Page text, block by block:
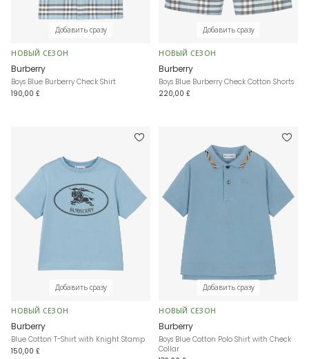
Добавить сразу
НОВЫЙ СЕЗОН
Burberry
Boys Blue Burberry Check Shirt
190,00 £
Добавить сразу
НОВЫЙ СЕЗОН
Burberry
Boys Blue Burberry Check Cotton Shorts
220,00 £
Добавить сразу
НОВЫЙ СЕЗОН
Burberry
Blue Cotton T-Shirt with Knight Stamp
150,00 £
Добавить сразу
НОВЫЙ СЕЗОН
Burberry
Boys Blue Cotton Polo Shirt with Check
Collar